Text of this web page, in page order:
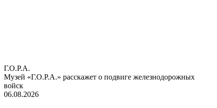
Г.О.Р.А.
Музей «Г.О.Р.А.» расскажет о подвиге железнодорожных
войск
06.08.2026